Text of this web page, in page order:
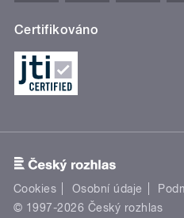
Certifikováno
Cookies Osobní údaje
© 1997-2026 Český rozhlas